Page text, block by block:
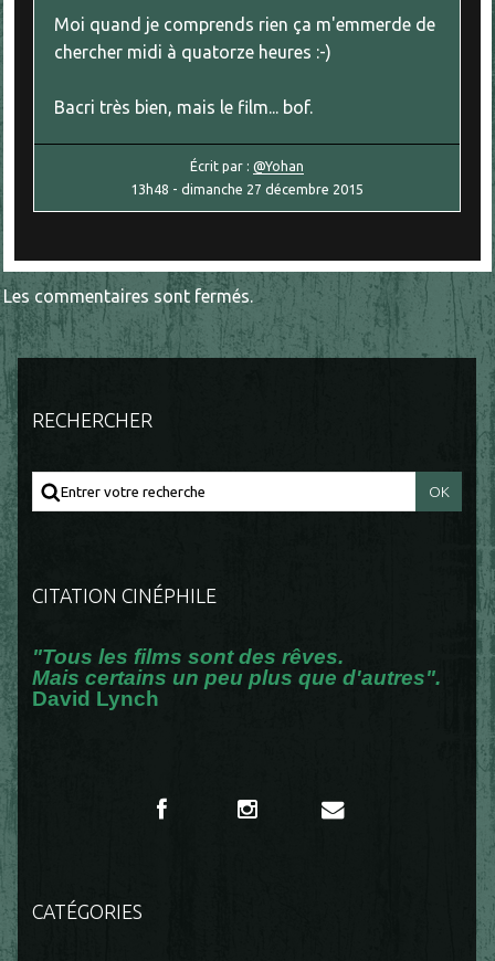
Moi quand je comprends rien ça m'emmerde de
chercher midi à quatorze heures :-)
Bacri très bien, mais le film... bof.
Écrit par :@Yohan
13h48 -dimanche 27 décembre 2015
Les commentaires sont fermés.
RECHERCHER
CITATION CINÉPHILE
"Tous les films sont des rêves.
Mais certains un peu plus que d'autres".
David Lynch
CATÉGORIES